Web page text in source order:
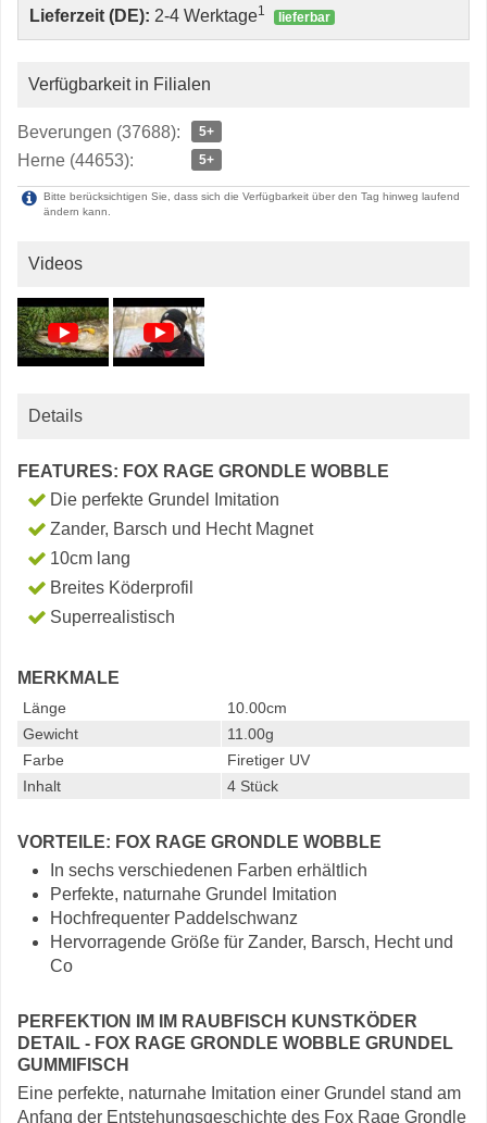
Lieferzeit (DE): 2-4 Werktage1 lieferbar
Verfügbarkeit in Filialen
Beverungen (37688): 5+
Herne (44653): 5+
Bitte berücksichtigen Sie, dass sich die Verfügbarkeit über den Tag hinweg laufend
ändern kann.
Videos
Details
FEATURES: FOX RAGE GRONDLE WOBBLE
Die perfekte Grundel Imitation
Zander, Barsch und Hecht Magnet
10cm lang
Breites Köderprofil
Superrealistisch
MERKMALE
Länge
10.00cm
Gewicht
11.00g
Farbe
Firetiger UV
Inhalt
4 Stück
VORTEILE: FOX RAGE GRONDLE WOBBLE
In sechs verschiedenen Farben erhältlich
Perfekte, naturnahe Grundel Imitation
Hochfrequenter Paddelschwanz
Hervorragende Größe für Zander, Barsch, Hecht und
Co
PERFEKTION IM IM RAUBFISCH KUNSTKÖDER
DETAIL - FOX RAGE GRONDLE WOBBLE GRUNDEL
GUMMIFISCH
Eine perfekte, naturnahe Imitation einer Grundel stand am
Anfang der Entstehungsgeschichte des Fox Rage Grondle